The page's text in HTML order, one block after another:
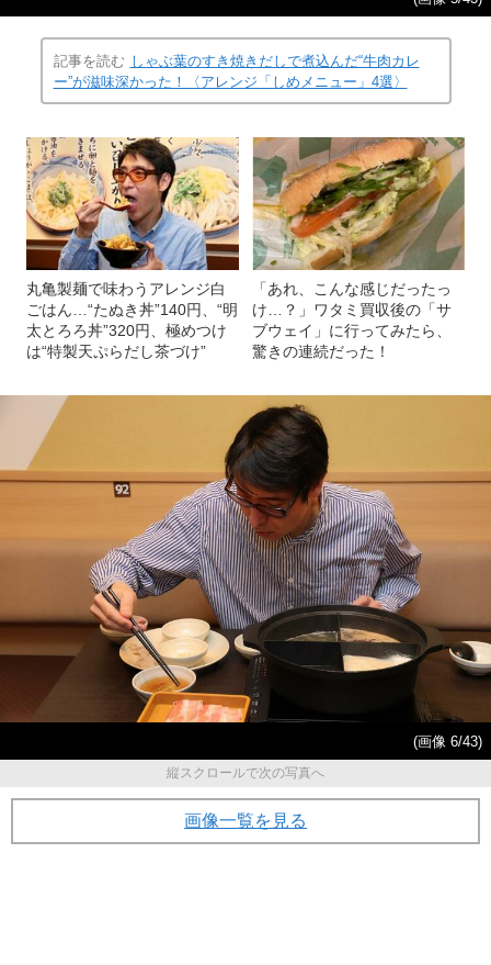
記事を読む しゃぶ葉のすき焼きだしで煮込んだ“牛肉カレ
ー”が滋味深かった！〈アレンジ「しめメニュー」4選〉
丸亀製麺で味わうアレンジ白
ごはん…“たぬき丼”140円、“明
太とろろ丼”320円、極めつけ
は“特製天ぷらだし茶づけ”
「あれ、こんな感じだったっ
け…？」ワタミ買収後の「サ
ブウェイ」に行ってみたら、
驚きの連続だった！
(画像 6/43)
縦スクロールで次の写真へ
画像一覧を見る